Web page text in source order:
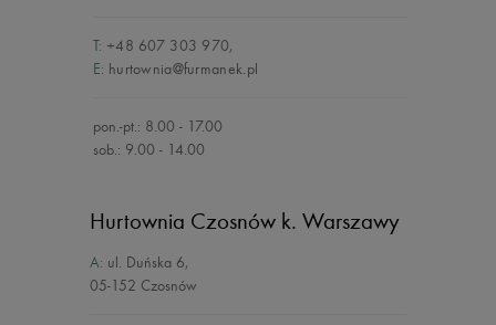
T: +48 607 303 970,
E: hurtownia@furmanek.pl
pon.-pt.: 8.00 - 17.00
sob.: 9.00 - 14.00
Hurtownia Czosnów k. Warszawy
A: ul. Duńska 6,
05-152 Czosnów